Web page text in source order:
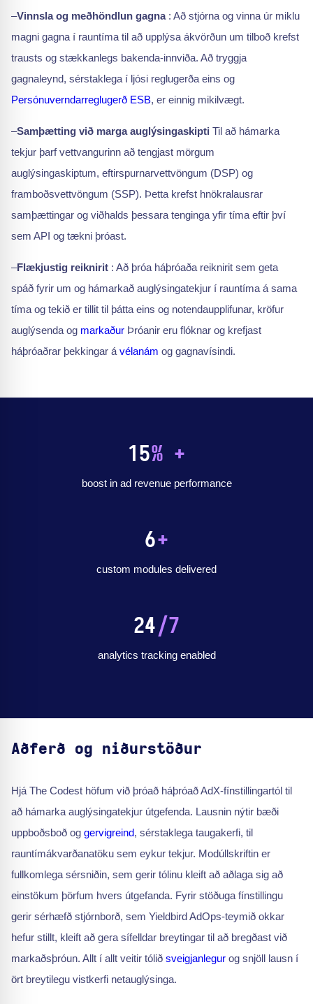
–Vinnsla og meðhöndlun gagna : Að stjórna og vinna úr miklu
magni gagna í rauntíma til að upplýsa ákvörðun um tilboð krefst
trausts og stækkanlegs bakenda-innviða. Að tryggja
gagnaleynd, sérstaklega í ljósi reglugerða eins og
Persónuverndarreglugerð ESB, er einnig mikilvægt.
–Samþætting við marga auglýsingaskipti Til að hámarka
tekjur þarf vettvangurinn að tengjast mörgum
auglýsingaskiptum, eftirspurnarvettvöngum (DSP) og
framboðsvettvöngum (SSP). Þetta krefst hnökralausrar
samþættingar og viðhalds þessara tenginga yfir tíma eftir því
sem API og tækni þróast.
–Flækjustig reiknirit : Að þróa háþróaða reiknirit sem geta
spáð fyrir um og hámarkað auglýsingatekjur í rauntíma á sama
tíma og tekið er tillit til þátta eins og notendaupplifunar, kröfur
auglýsenda og markaður Þróanir eru flóknar og krefjast
háþróaðrar þekkingar á vélanám og gagnavísindi.
15% +
boost in ad revenue performance
6+
custom modules delivered
24/7
analytics tracking enabled
Aðferð og niðurstöður
Hjá The Codest höfum við þróað háþróað AdX-fínstillingartól til
að hámarka auglýsingatekjur útgefenda. Lausnin nýtir bæði
uppboðsboð og gervigreind, sérstaklega taugakerfi, til
rauntímákvarðanatöku sem eykur tekjur. Modúllskriftin er
fullkomlega sérsniðin, sem gerir tólinu kleift að aðlaga sig að
einstökum þörfum hvers útgefanda. Fyrir stöðuga fínstillingu
gerir sérhæfð stjórnborð, sem Yieldbird AdOps-teymið okkar
hefur stillt, kleift að gera sífelldar breytingar til að bregðast við
markaðsþróun. Allt í allt veitir tólið sveigjanlegur og snjöll lausn í
ört breytilegu vistkerfi netauglýsinga.